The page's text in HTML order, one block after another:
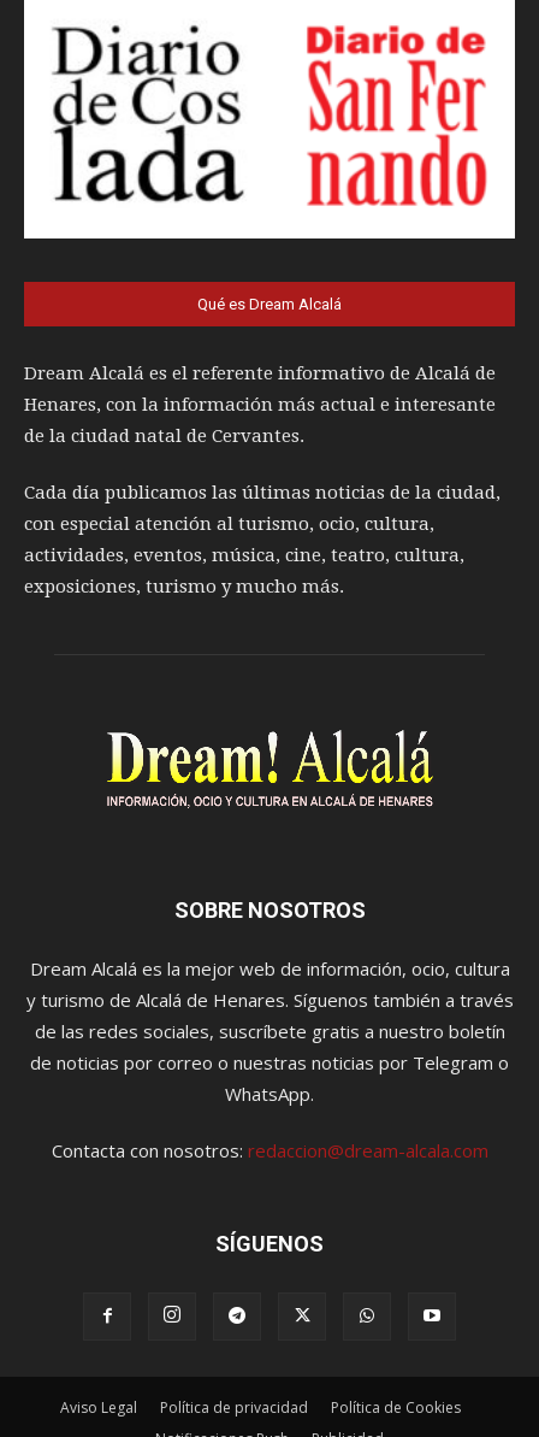
Qué es Dream Alcalá
Dream Alcalá es el referente informativo de Alcalá de
Henares, con la información más actual e interesante
de la ciudad natal de Cervantes.
Cada día publicamos las últimas noticias de la ciudad,
con especial atención al turismo, ocio, cultura,
actividades, eventos, música, cine, teatro, cultura,
exposiciones, turismo y mucho más.
SOBRE NOSOTROS
Dream Alcalá es la mejor web de información, ocio, cultura
y turismo de Alcalá de Henares. Síguenos también a través
de las redes sociales, suscríbete gratis a nuestro boletín
de noticias por correo o nuestras noticias por Telegram o
WhatsApp.
Contacta con nosotros: redaccion@dream-alcala.com
SÍGUENOS
Aviso Legal Política de privacidad
Política de Cookies